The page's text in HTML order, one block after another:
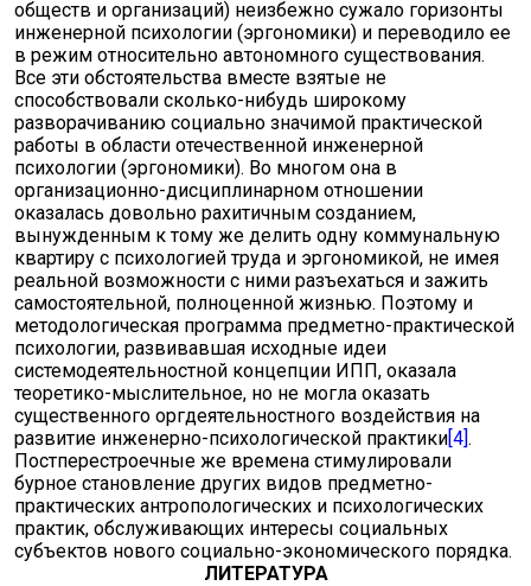
обществ и организаций) неизбежно сужало горизонты
инженерной психологии (эргономики) и переводило ее
в режим относительно автономного существования.
Все эти обстоятельства вместе взятые не
способствовали сколько-нибудь широкому
разворачиванию социально значимой практической
работы в области отечественной инженерной
психологии (эргономики). Во многом она в
организационно-дисциплинарном отношении
оказалась довольно рахитичным созданием,
вынужденным к тому же делить одну коммунальную
квартиру с психологией труда и эргономикой, не имея
реальной возможности с ними разъехаться и зажить
самостоятельной, полноценной жизнью. Поэтому и
методологическая программа предметно-практической
психологии, развивавшая исходные идеи
системодеятельностной концепции ИПП, оказала
теоретико-мыслительное, но не могла оказать
существенного оргдеятельностного воздействия на
развитие инженерно-психологической практики[4].
Постперестроечные же времена стимулировали
бурное становление других видов предметно-
практических антропологических и психологических
практик, обслуживающих интересы социальных
субъектов нового социально-экономического порядка.
ЛИТЕРАТУРА